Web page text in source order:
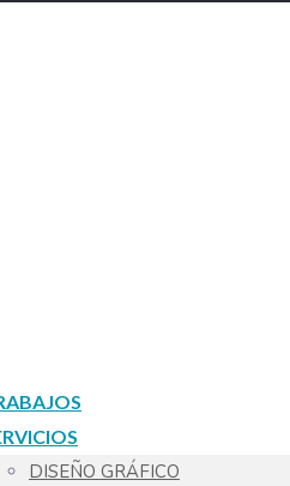
DISEÑO GRÁFICO